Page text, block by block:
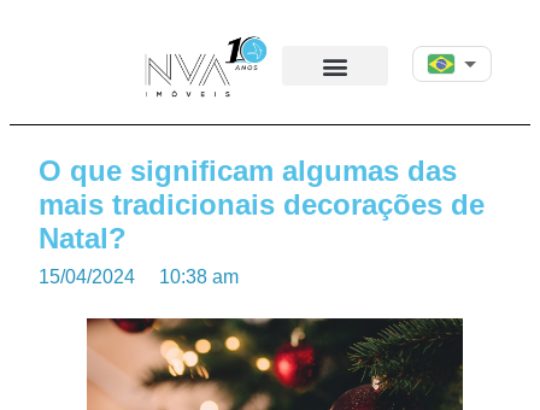
O que significam algumas das
mais tradicionais decorações de
Natal?
15/04/2024 10:38 am